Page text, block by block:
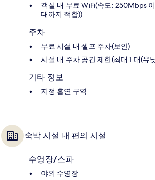
객실 내 무료 WiFi(속도: 250Mbps
대까지 적합))
주차
무료 시설 내 셀프 주차(보안)
시설 내 주차 공간 제한(최대 1 대(유
기타 정보
지정 흡연 구역
숙박 시설 내 편의 시설
수영장/스파
야외 수영장